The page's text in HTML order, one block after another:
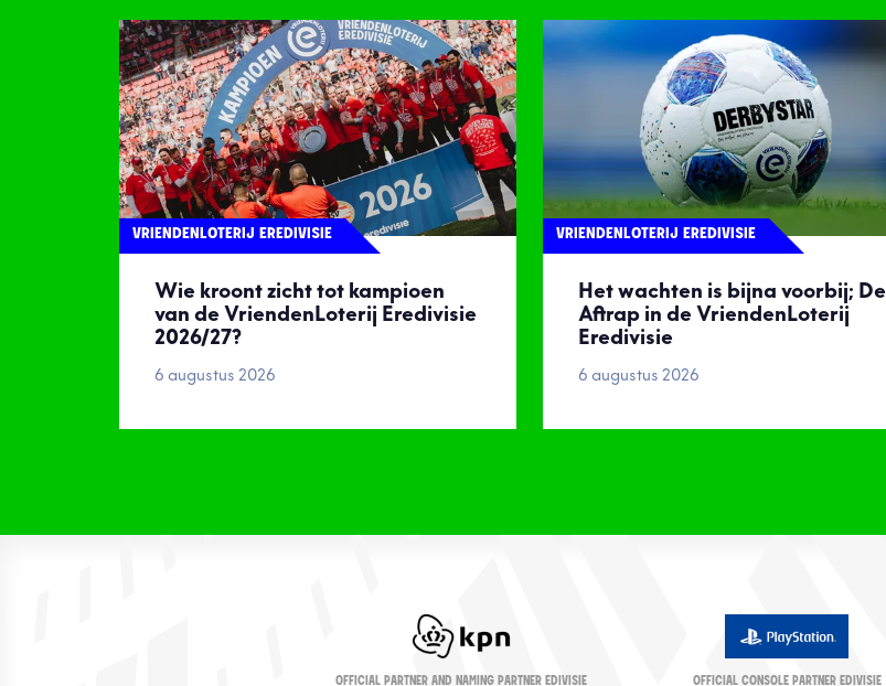
Wie kroont zicht tot kampioen
van de VriendenLoterij Eredivisie
2026/27?
VRIENDENLOTERIJ EREDIVISIE
6 augustus 2026
Het wachten is bijna voorbij; De
Aftrap in de VriendenLoterij
Eredivisie
VRIENDENLOTERIJ EREDIVISIE
6 augustus 2026
OFFICIAL PARTNER AND NAMING PARTNER EDIVISIE OFFICIAL CONSOLE PARTNER EDIVISIE